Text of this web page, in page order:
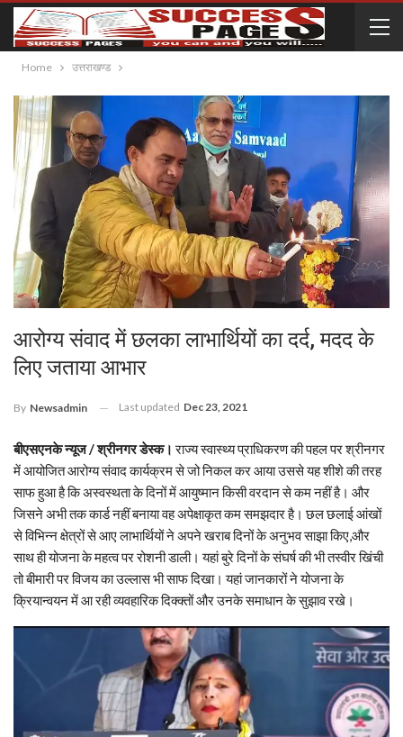
Home उत्तराखण्ड
आरोग्य संवाद में छलका लाभार्थियों का दर्द, मदद के
लिए जताया आभार
By Newsadmin Last updated Dec 23, 2021
बीएसएनके न्यूज / श्रीनगर डेस्क। राज्य स्वास्थ्य प्राधिकरण की पहल पर श्रीनगर
में आयोजित आरोग्य संवाद कार्यक्रम से जो निकल कर आया उससे यह शीशे की तरह
साफ हुआ है कि अस्वस्थता के दिनों में आयुष्मान किसी वरदान से कम नहीं है। और
जिसने अभी तक कार्ड नहीं बनाया वह अपेक्षाकृत कम समझदार है। छल छलाई आंखों
से विभिन्न क्षेत्रों से आए लाभार्थियों ने अपने खराब दिनों के अनुभव साझा किए,और
साथ ही योजना के महत्व पर रोशनी डाली। यहां बुरे दिनों के संघर्ष की भी तस्वीर खिंची
तो बीमारी पर विजय का उल्लास भी साफ दिखा। यहां जानकारों ने योजना के
क्रियान्वयन में आ रही व्यवहारिक दिक्क्तों और उनके समाधान के सुझाव रखे।